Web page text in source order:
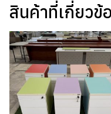
สินค้าที่เกี่ยวข้